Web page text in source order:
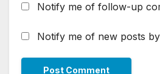
Notify me of follow-up
Notify me of new posts